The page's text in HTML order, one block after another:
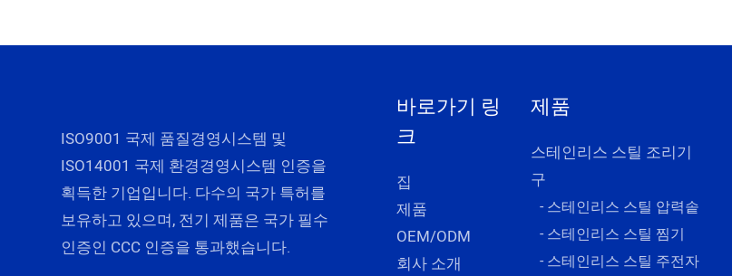
조업체 | ZHENNENG
ISO9001 국제 품질경영시스템 및
ISO14001 국제 환경경영시스템 인증을
획득한 기업입니다. 다수의 국가 특허를
보유하고 있으며, 전기 제품은 국가 필수
인증인 CCC 인증을 통과했습니다.
바로가기 링
크
집
제품
OEM/ODM
회사 소개
제품
스테인리스 스틸 조리기
구
- 스테인리스 스틸 압력솥
- 스테인리스 스틸 찜기
- 스테인리스 스틸 주전자